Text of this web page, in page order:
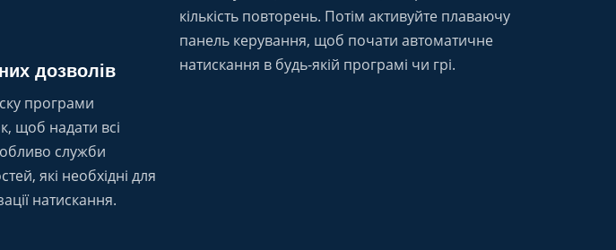
дозволів
програми
щоб надати всі
служби
які необхідні для
натискання.
кількість повторень. Потім активуйте плаваючу
панель керування, щоб почати автоматичне
натискання в будь-якій програмі чи грі.